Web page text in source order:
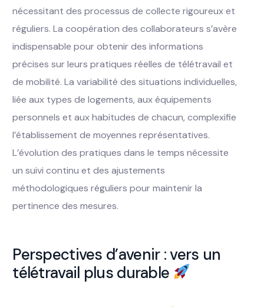
nécessitant des processus de collecte rigoureux et
réguliers. La coopération des collaborateurs s’avère
indispensable pour obtenir des informations
précises sur leurs pratiques réelles de télétravail et
de mobilité. La variabilité des situations individuelles,
liée aux types de logements, aux équipements
personnels et aux habitudes de chacun, complexifie
l’établissement de moyennes représentatives.
L’évolution des pratiques dans le temps nécessite
un suivi continu et des ajustements
méthodologiques réguliers pour maintenir la
pertinence des mesures.
Perspectives d’avenir : vers un
télétravail plus durable